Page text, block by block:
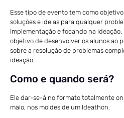
Esse tipo de evento tem como
soluções e ideias para qualquer
implementação e focando na
objetivo de desenvolver os alunos ao
sobre a resolução de problemas
ideação.
Como e quando será?
Ele dar-se-á no formato totalmente
maio, nos moldes de um Ideathon.